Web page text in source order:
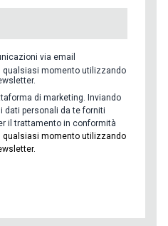
via email
qualsiasi momento utilizzando
di marketing. Inviando
dati personali da te forniti
il trattamento in conformità
qualsiasi momento utilizzando